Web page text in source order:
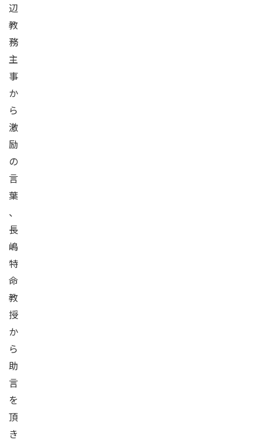
辺
教
務
主
事
か
ら
激
励
の
言
葉
、
長
嶋
特
命
教
授
か
ら
助
言
を
頂
き